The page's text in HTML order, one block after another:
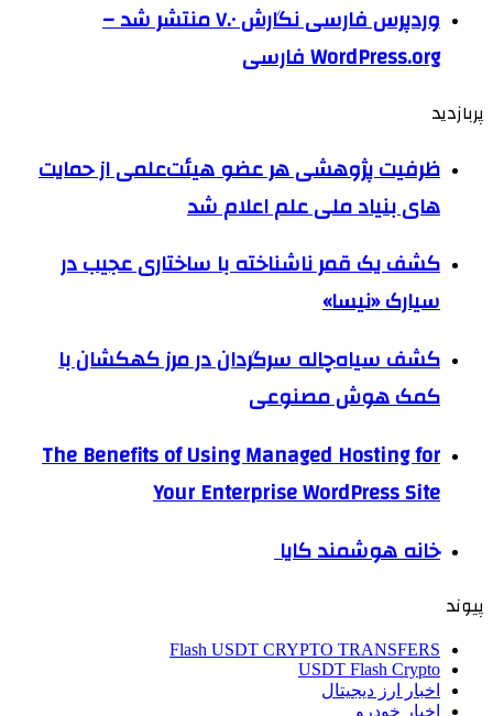
وردپرس فارسی نگارش ۷.۰ منتشر شد –
WordPress.org فارسی
پربازدید
ظرفیت پژوهشی هر عضو هیئت‌علمی از حمایت
های بنیاد ملی علم اعلام شد
کشف یک قمر ناشناخته با ساختاری عجیب در
سیارک «نیسا»
کشف سیاه‌چاله سرگردان در مرز کهکشان با
کمک هوش مصنوعی
The Benefits of Using Managed Hosting for
Your Enterprise WordPress Site
خانه هوشمند کایا
پیوند
Flash USDT CRYPTO TRANSFERS
USDT Flash Crypto
اخبار ارز دیجیتال
اخبار خودرو